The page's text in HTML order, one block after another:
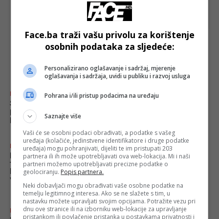
najnovije
Biznis
Svjetske cijene hrane blago
pale: Evo šta je najviše
pojeftinilo
Izdvojeno
Iran odbacio britansko-
francusko saopćenje o
Hormuzu i upozorio na
vojno prisustvo stranih sila
Izdvojeno
Face.ba traži vašu privolu za korištenje
osobnih podataka za sljedeće:
Personalizirano oglašavanje i sadržaj, mjerenje
oglašavanja i sadržaja, uvidi u publiku i razvoj usluga
Pohrana i/ili pristup podacima na uređaju
Saznajte više
Vaši će se osobni podaci obrađivati, a podatke s vašeg
uređaja (kolačiće, jedinstvene identifikatore i druge podatke
uređaja) mogu pohranjivati, dijeliti te im pristupati 203
partnera ili ih može upotrebljavati ova web-lokacija. Mi i naši
partneri možemo upotrebljavati precizne podatke o
geolociranju. Popis partnera.
Neki dobavljači mogu obrađivati vaše osobne podatke na
temelju legitimnog interesa. Ako se ne slažete s tim, u
nastavku možete upravljati svojim opcijama. Potražite vezu pri
dnu ove stranice ili na izborniku web-lokacije za upravljanje
pristankom ili povlačenje pristanka u postavkama privatnosti i